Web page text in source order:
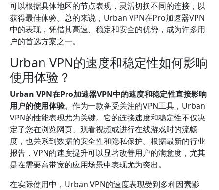
可以根据具体地区的节点表现，灵活切换不同的连接，以
获得最佳体验。总的来说，Urban VPN在Pro加速器VPN
中的表现，凭借其高速、稳定和安全的优势，成为许多用
户的首选方案之一。
Urban VPN的速度和稳定性如何影响
使用体验？
Urban VPN在Pro加速器VPN中的速度和稳定性直接影响
用户的使用体验。 作为一款备受关注的VPN工具，Urban
VPN的性能表现尤为关键。它的连接速度和稳定性不仅决
定了您在浏览网页、观看视频或进行在线游戏时的流畅
度，也关系到数据的安全性和隐私保护。根据最新的行业
报告，VPN的速度提升可以显著改善用户的满意度，尤其
是在需要高带宽的应用场景中表现尤为突出。
在实际使用中，Urban VPN的速度表现受到多种因素影